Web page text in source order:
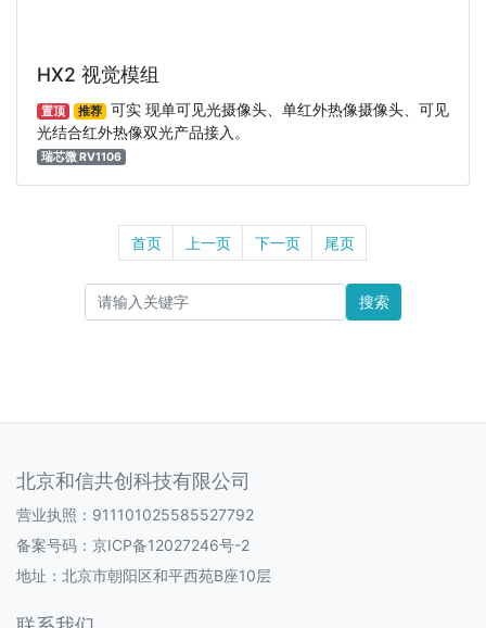
HX2 视觉模组
置顶 推荐
可实 现单可见光摄像头、单红外热像摄像头、可见
光结合红外热像双光产品接入。
瑞芯微 RV1106
首页 上一页 下一页 尾页
搜索
北京和信共创科技有限公司
营业执照：911101025585527792
备案号码： 京ICP备12027246号-2
地址：北京市朝阳区和平西苑B座10层